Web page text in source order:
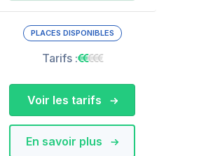
PLACES DISPONIBLES
Tarifs :
En savoir plus
Voir les tarifs